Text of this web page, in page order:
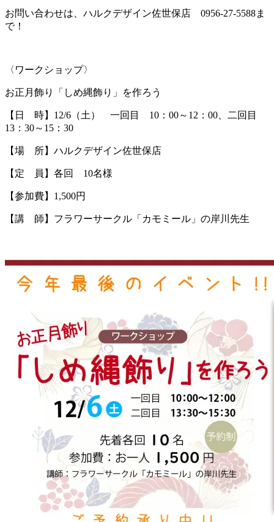
お問い合わせは、ハルクデザイン佐世保店 0956-27-5588ま
で！
〈ワークショップ〉
お正月飾り「しめ縄飾り」を作ろう
【日 時】12/6（土） 一回目 10：00～12：00、二回目
13：30～15：30
【場 所】ハルクデザイン佐世保店
【定 員】各回 10名様
【参加費】1,500円
【講 師】フラワーサークル「カモミール」の岸川先生